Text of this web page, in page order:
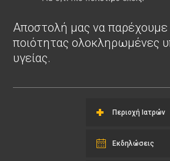
Αποστολή μας να
ποιότητας ολοκληρωμένες
υγείας.
Περιοχή Ιατρών
Εκδηλώσεις